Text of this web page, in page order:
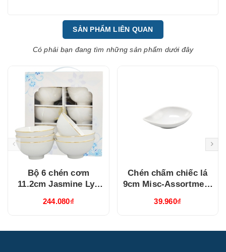
SẢN PHẨM LIÊN QUAN
Có phải bạn đang tìm những sản phẩm dưới đây
Bộ 6 chén cơm
11.2cm Jasmine Lys
(03119901406)
244.080₫
Chén chấm chiếc lá
9cm Misc-Assortment
(640916000)
39.960₫